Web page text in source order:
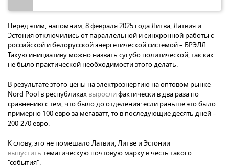
Перед этим, напомним, 8 февраля 2025 года Литва, Латвия и
Эстония отключились от параллельной и синхронной работы с
российской и белорусской энергетической системой – БРЭЛЛ.
Такую инициативу можно назвать сугубо политической, так как
не было практической необходимости этого делать.
В результате этого цены на электроэнергию на оптовом рынке
Nord Pool в республиках вырослифактически в два раза по
сравнению с тем, что было до отделения: если раньше это было
примерно 100 евро за мегаватт, то в последующие десять дней –
200-270 евро.
К слову, это не помешало Латвии, Литве и Эстонии
выпустить тематическую почтовую марку в честь такого
"события".